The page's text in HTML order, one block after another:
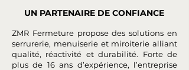
UN PARTENAIRE DE CONFIANCE
ZMR Fermeture propose des solutions en
serrurerie, menuiserie et miroiterie alliant
qualité, réactivité et durabilité. Forte de
plus de 16 ans d’expérience, l’entreprise